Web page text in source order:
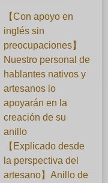
【Con apoyo en
inglés sin
preocupaciones】
Nuestro personal de
hablantes nativos y
artesanos lo
apoyarán en la
creación de su
anillo
【Explicado desde
la perspectiva del
artesano】Anillo de